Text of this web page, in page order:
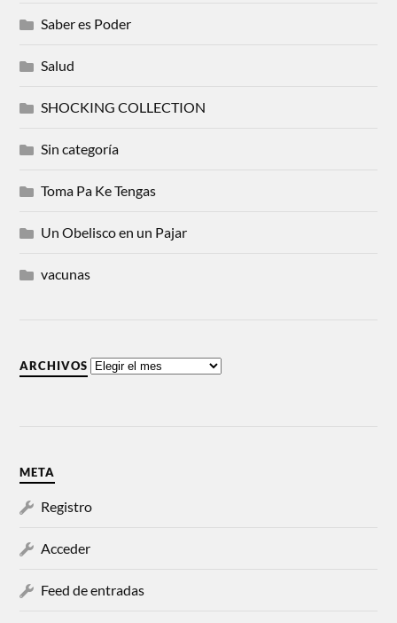
Saber es Poder
Salud
SHOCKING COLLECTION
Sin categoría
Toma Pa Ke Tengas
Un Obelisco en un Pajar
vacunas
ARCHIVOS
META
Registro
Acceder
Feed de entradas